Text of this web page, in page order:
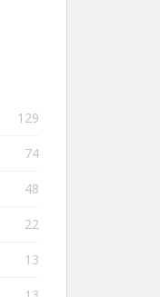
129
74
48
22
13